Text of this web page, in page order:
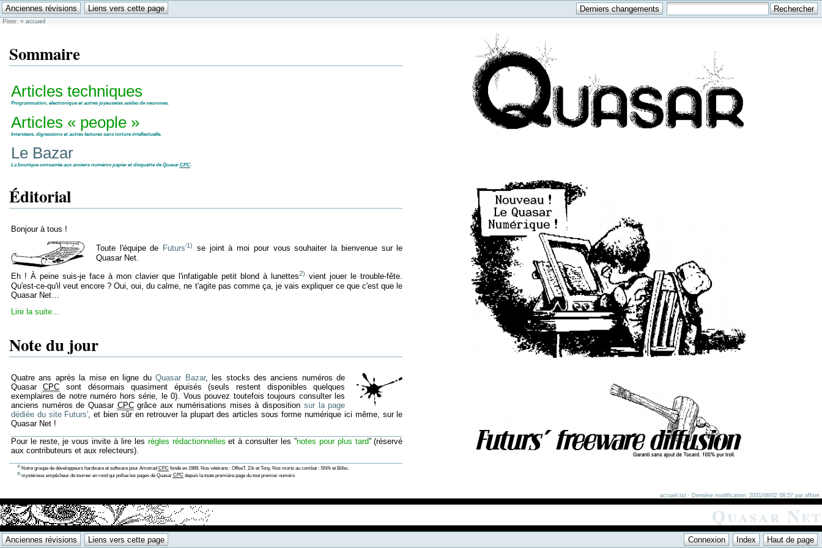
Piste: » accueil
Sommaire
Articles techniques
Programmation, électronique et autres joyeusetés avides de neurones.
Articles « people »
Interviews, digressions et autres lectures sans torture intellectuelle.
Le Bazar
La boutique consacrée aux anciens numéros papier et disquette de QuasarCPC.
Éditorial
Bonjour à tous !
Toute l'équipe de Futurs'1)
se joint à moi pour vous souhaiter la bienvenue sur le
Quasar Net.
Eh ! À peine suis-je face à mon clavier que l'infatigable petit blond à lunettes2) vient jouer le trouble-fête.
Qu'est-ce-qu'il veut encore ? Oui, oui, du calme, ne t'agite pas comme ça, je vais expliquer ce que c'est que le
Quasar Net…
Lire la suite...
Note du jour
Quatre ans après la mise en ligne duQuasar Bazar, les stocks des anciens numéros de
QuasarCPC sont désormais quasiment épuisés (seuls restent disponibles quelques
exemplaires de notre numéro hors série, le 0). Vous pouvez toutefois toujours consulter les
anciens numéros de Quasar CPCgrâce aux numérisations mises à disposition sur la page
dédiée du site Futurs', et bien sûr en retrouver la plupart des articles sous forme numérique ici même, sur le
Quasar Net !
Pour le reste, je vous invite à lire les règles rédactionnelles et à consulter les ”notes pour plus tard” (réservé
aux contributeurs et aux relecteurs).
1)Notre groupe de développeurs hardware et software pour Amstrad CPCfondé en 1989. Nos vétérans : OffseT, Zik et Tony. Nos morts au combat : SNN et Bilbo.
2)mystérieux empêcheur de tourner en rond qui pollue les pages de Quasar CPCdepuis la toute première page du tout premier numéro
accueil.txt · Dernière modification: 2021/06/02 08:57 par offset
Quasar Net